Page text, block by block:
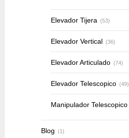
Elevador Tijera (53)
Elevador Vertical (36)
Elevador Articulado (74)
Elevador Telescopico (49)
Manipulador Telescopico
Blog (1)